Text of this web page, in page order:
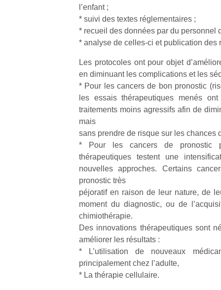
l’enfant ;
* suivi des textes réglementaires ;
* recueil des données par du personnel
* analyse de celles-ci et publication des
Les protocoles ont pour objet
en diminuant les complications et les
* Pour les cancers de bon pronostic
les essais thérapeutiques menés
traitements moins agressifs afin de
mais
sans prendre de risque sur les chances
* Pour les cancers de pronostic
thérapeutiques testent une
nouvelles approches. Certains
pronostic très
péjoratif en raison de leur nature, de
moment du diagnostic, ou de
chimiothérapie.
Des innovations thérapeutiques sont
améliorer les résultats :
* L’utilisation de nouveaux
principalement chez l’adulte,
* La thérapie cellulaire.